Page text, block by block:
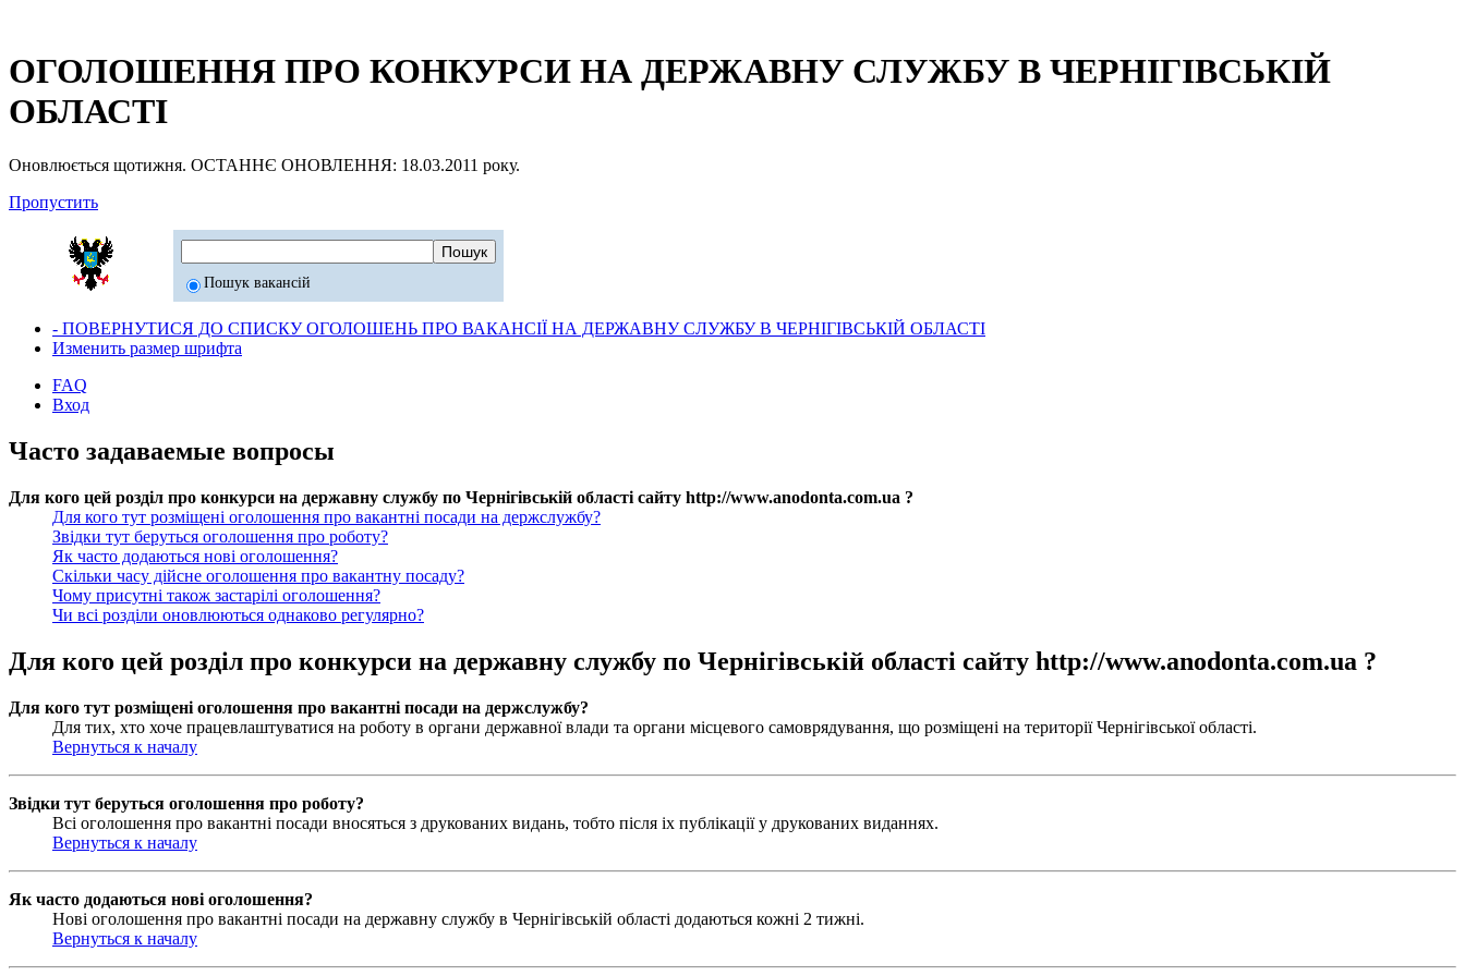
ОГОЛОШЕННЯ ПРО КОНКУРСИ НА ДЕРЖАВНУ СЛУЖБУ В ЧЕРНІГІВСЬКІЙ
ОБЛАСТІ
Оновлюється щотижня. ОСТАННЄ ОНОВЛЕННЯ: 18.03.2011 року.
Пропустить
Пошук вакансій
- ПОВЕРНУТИСЯ ДО СПИСКУ ОГОЛОШЕНЬ ПРО ВАКАНСІЇ НА ДЕРЖАВНУ СЛУЖБУ В ЧЕРНІГІВСЬКІЙ ОБЛАСТІ
Изменить размер шрифта
FAQ
Вход
Часто задаваемые вопросы
Для кого цей розділ про конкурси на державну службу по Чернігівській області сайту http://www.anodonta.com.ua ?
Для кого тут розміщені оголошення про вакантні посади на держслужбу?
Звідки тут беруться оголошення про роботу?
Як часто додаються нові оголошення?
Скільки часу дійсне оголошення про вакантну посаду?
Чому присутні також застарілі оголошення?
Чи всі розділи оновлюються однаково регулярно?
Для кого цей розділ про конкурси на державну службу по Чернігівській області сайту http://www.anodonta.com.ua ?
Для кого тут розміщені оголошення про вакантні посади на держслужбу?
Для тих, хто хоче працевлаштуватися на роботу в органи державної влади та органи місцевого самоврядування, що розміщені на території Чернігівської області.
Вернуться к началу
Звідки тут беруться оголошення про роботу?
Всі оголошення про вакантні посади вносяться з друкованих видань, тобто після іх публікації у друкованих виданнях.
Вернуться к началу
Як часто додаються нові оголошення?
Нові оголошення про вакантні посади на державну службу в Чернігівській області додаються кожні 2 тижні.
Вернуться к началу